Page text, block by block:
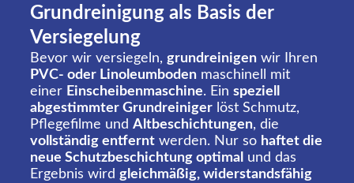
Grundreinigung als Basis der
Versiegelung
Bevor wir versiegeln, grundreinigen wir Ihren
PVC- oder Linoleumboden maschinell mit
einer Einscheibenmaschine. Ein speziell
abgestimmter Grundreiniger löst Schmutz,
Pflegefilme und Altbeschichtungen, die
vollständig entfernt werden. Nur so haftet die
neue Schutzbeschichtung optimal und das
Ergebnis wird gleichmäßig, widerstandsfähig